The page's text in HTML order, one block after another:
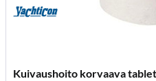
Kuivaushoito korvaava